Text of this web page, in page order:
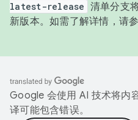
latest-release 清单分支
新版本。如需了解详情，请
Google 会使用 AI 技术将内
译可能包含错误。